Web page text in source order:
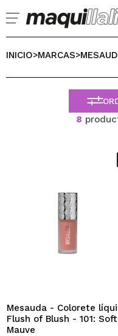
BIENVENIDX!
Al crear una cuenta en
tus compras
pedidos y consultar tus
INICIO>MARCAS>
8
Mesauda - Colorete
Flush of Blush - 101: Soft
Mauve